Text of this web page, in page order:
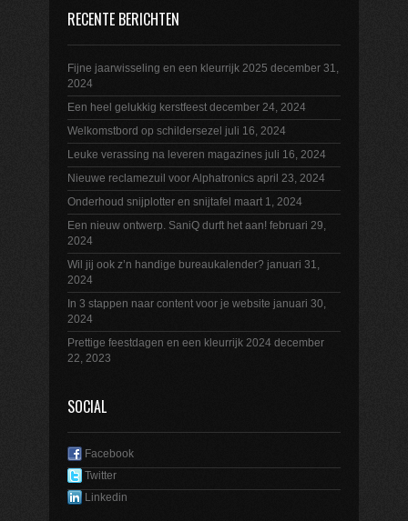
RECENTE BERICHTEN
Fijne jaarwisseling en een kleurrijk 2025 december 31,
2024
Een heel gelukkig kerstfeest december 24, 2024
Welkomstbord op schildersezel juli 16, 2024
Leuke verassing na leveren magazines juli 16, 2024
Nieuwe reclamezuil voor Alphatronics april 23, 2024
Onderhoud snijplotter en snijtafel maart 1, 2024
Een nieuw ontwerp. SaniQ durft het aan! februari 29,
2024
Wil jij ook z’n handige bureaukalender? januari 31,
2024
In 3 stappen naar content voor je website januari 30,
2024
Prettige feestdagen en een kleurrijk 2024 december
22, 2023
SOCIAL
Facebook
Twitter
Linkedin